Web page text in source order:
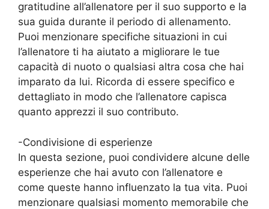
gratitudine all’allenatore per il suo supporto e la
sua guida durante il periodo di allenamento.
Puoi menzionare specifiche situazioni in cui
l’allenatore ti ha aiutato a migliorare le tue
capacità di nuoto o qualsiasi altra cosa che hai
imparato da lui. Ricorda di essere specifico e
dettagliato in modo che l’allenatore capisca
quanto apprezzi il suo contributo.
-Condivisione di esperienze
In questa sezione, puoi condividere alcune delle
esperienze che hai avuto con l’allenatore e
come queste hanno influenzato la tua vita. Puoi
menzionare qualsiasi momento memorabile che